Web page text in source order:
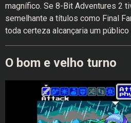
magnífico. Se 8-Bit Adventures 2
semelhante a títulos como Final
toda certeza alcançaria um público
O bom e velho turno